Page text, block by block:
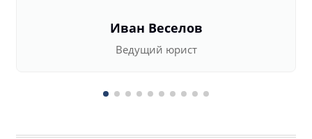
Иван Веселов
Ведущий юрист